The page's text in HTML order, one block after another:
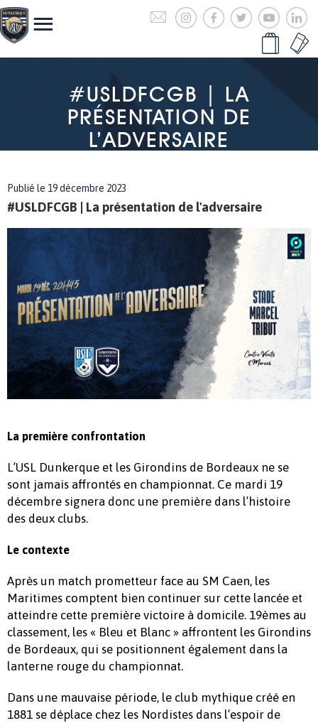
#USLDFCGB | LA
PRÉSENTATION DE
L’ADVERSAIRE
Publié le 19 décembre 2023
#USLDFCGB | La présentation de l'adversaire
La première confrontation
L’USL Dunkerque et les Girondins de Bordeaux ne se
sont jamais affrontés en championnat. Ce mardi 19
décembre signera donc une première dans l’histoire
des deux clubs.
Le contexte
Après un match prometteur face au SM Caen, les
Maritimes comptent bien continuer sur cette lancée et
atteindre cette première victoire à domicile. 19èmes au
classement, les « Bleu et Blanc » affrontent les Girondins
de Bordeaux, qui se positionnent également dans la
lanterne rouge du championnat.
Dans une mauvaise période, le club mythique créé en
1881 se déplace chez les Nordistes dans l’espoir de